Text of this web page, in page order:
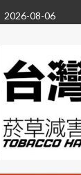
2026-08-06